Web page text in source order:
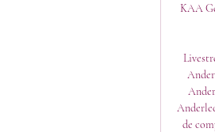
KAA
de